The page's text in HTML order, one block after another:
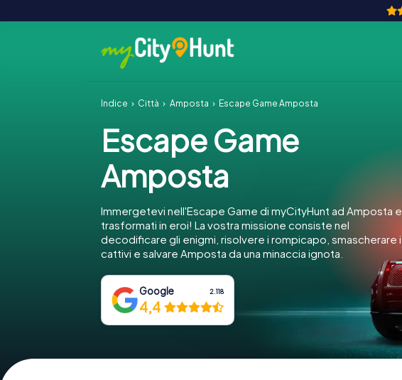
Indice Città Amposta Escape Game Amposta
Escape Game
Amposta
Immergetevi nell'Escape Game di myCityHunt ad Amposta e
trasformati in eroi! La vostra missione consiste nel
decodificare gli enigmi, risolvere i rompicapo, smascherare i
cattivi e salvare Amposta da una minaccia ignota.
Google 2.118
4,4